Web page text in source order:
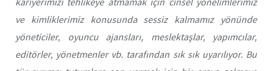
ve kimliklerimiz konusunda sessiz kalmamız yönünde
yöneticiler, oyuncu ajansları, meslektaşlar, yapımcılar,
editörler, yönetmenler vb. tarafından sık sık uyarılıyor. Bu